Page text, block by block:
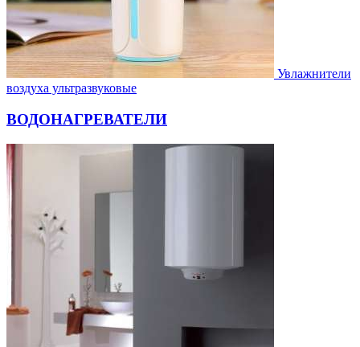
Увлажнители
воздуха ультразвуковые
ВОДОНАГРЕВАТЕЛИ